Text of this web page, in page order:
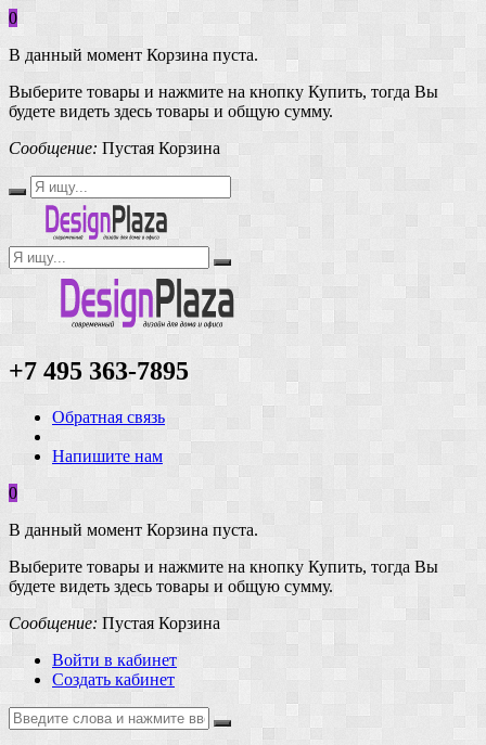
0
В данный момент Корзина пуста.
Выберите товары и нажмите на кнопку Купить, тогда Вы
будете видеть здесь товары и общую сумму.
Сообщение: Пустая Корзина
+7 495 363-7895
Обратная связь
Напишите нам
0
В данный момент Корзина пуста.
Выберите товары и нажмите на кнопку Купить, тогда Вы
будете видеть здесь товары и общую сумму.
Сообщение: Пустая Корзина
Войти в кабинет
Создать кабинет